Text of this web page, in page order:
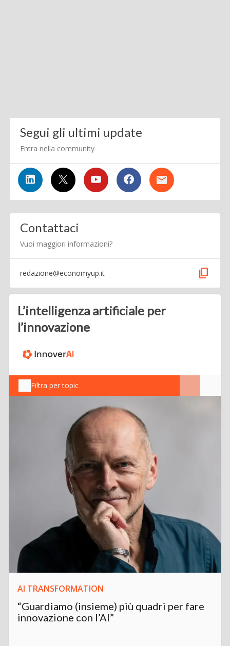
Segui gli ultimi update
Entra nella community
Contattaci
Vuoi maggiori informazioni?
redazione@economyup.it content_copy
L’intelligenza artificiale per
l’innovazione
Filtra per topic
AI TRANSFORMATION
“Guardiamo (insieme) più quadri per fare
innovazione con l’AI”